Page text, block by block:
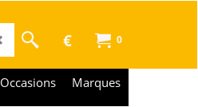
0
€
Occasions Marques